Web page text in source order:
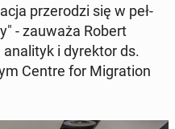
prze­ro­dzi się w peł­
- zauważa Robert
i dy­rek­tor ds.
Centre for Mi­gra­tion